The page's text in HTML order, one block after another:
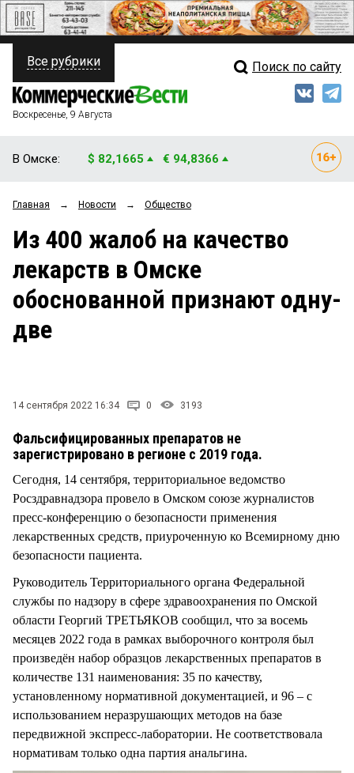
ПОЛИТИКА
ФИНАНСЫ
ОБЩЕСТВО
ЗАКОН
НОВОСТИ КОМПАНИЙ
Свежий выпуск
Рейтинги
Архив
Все рубрики Поиск по сайту
Воскресенье, 9 Августа
В Омске: $ 82,1665 € 94,8366
Главная → Новости → Общество
Из 400 жалоб на качество
лекарств в Омске
обоснованной признают одну-
две
14 сентября 2022 16:34 0 3193
Фальсифицированных препаратов не
зарегистрировано в регионе с 2019 года.
Сегодня, 14 сентября, территориальное ведомство
Росздравнадзора провело в Омском союзе журналистов
пресс-конференцию о безопасности применения
лекарственных средств, приуроченную ко Всемирному дню
безопасности пациента.
Руководитель Территориального органа Федеральной
службы по надзору в сфере здравоохранения по Омской
области Георгий ТРЕТЬЯКОВ сообщил, что за восемь
месяцев 2022 года в рамках выборочного контроля был
произведён набор образцов лекарственных препаратов в
количестве 131 наименования: 35 по качеству,
установленному нормативной документацией, и 96 – с
использованием неразрушающих методов на базе
передвижной экспресс-лаборатории. Не соответствовала
нормативам только одна партия анальгина.